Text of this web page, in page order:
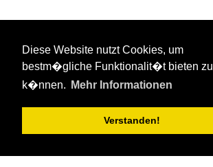
Diese Website nutzt Cookies, um
bestm�gliche Funktionalit�t bieten zu
k�nnen.
Mehr Informationen
Verstanden!